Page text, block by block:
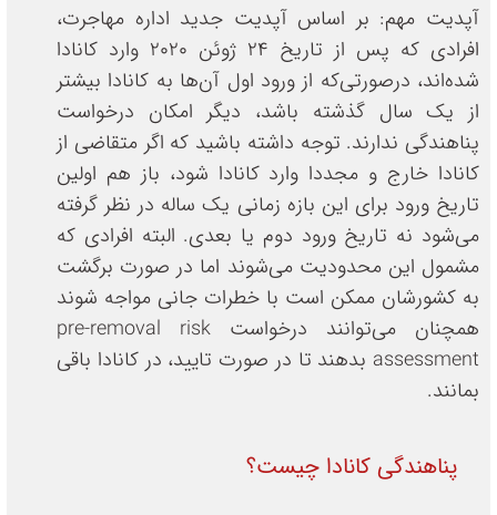
آپدیت مهم: بر اساس آپدیت جدید اداره مهاجرت،
افرادی که پس از تاریخ 24 ژوئن 2020 وارد کانادا
شده‌اند، درصورتی‌که از ورود اول آن‌ها به کانادا بیشتر
از یک سال گذشته باشد، دیگر امکان درخواست
پناهندگی ندارند. توجه داشته باشید که اگر متقاضی از
کانادا خارج و مجددا وارد کانادا شود، باز هم اولین
تاریخ ورود برای این بازه زمانی یک ساله در نظر گرفته
می‌شود نه تاریخ ورود دوم یا بعدی. البته افرادی که
مشمول این محدودیت می‌شوند اما در صورت برگشت
به کشورشان ممکن است با خطرات جانی مواجه شوند
همچنان می‌توانند درخواست pre-removal risk
assessment بدهند تا در صورت تایید، در کانادا باقی
بمانند.
پناهندگی کانادا چیست؟